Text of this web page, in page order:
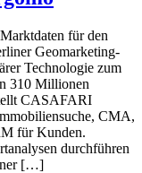
für den
Geomarketing-
Technologie zum
310 Millionen
CASAFARI
CMA,
für Kunden.
durchführen
[…]